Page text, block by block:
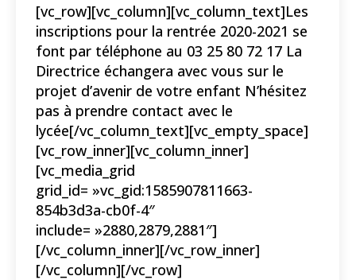
[vc_row][vc_column][vc_column_text]Les
inscriptions pour la rentrée 2020-2021 se
font par téléphone au 03 25 80 72 17 La
Directrice échangera avec vous sur le
projet d’avenir de votre enfant N’hésitez
pas à prendre contact avec le
lycée[/vc_column_text][vc_empty_space]
[vc_row_inner][vc_column_inner]
[vc_media_grid
grid_id= »vc_gid:1585907811663-
854b3d3a-cb0f-4″
include= »2880,2879,2881″]
[/vc_column_inner][/vc_row_inner]
[/vc_column][/vc_row]